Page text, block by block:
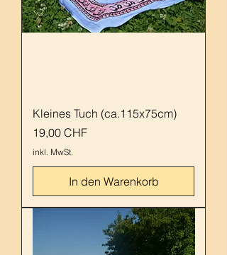
Kleines Tuch (ca.115x75cm)
Preis
19,00 CHF
inkl. MwSt.
In den Warenkorb